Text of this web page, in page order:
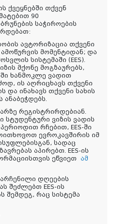
ქვეყნებში თქვენ
90
საჭიროების
ავტორიზაცია თქვენი
მომენტიდან; და
სისტემაში (EES).
მქონე მოგზაურებს,
ხანმოკლე ვადით
ის აღრიცხავს თქვენი
ინახავს თქვენი სახის
რეგისტრირდებიან.
სტუდენტური ვიზის ვადის
რჩებით, EES-ში
ევროკავშირის იმ
სადაც
აპირებთ. EES-ის
ეწვიეთ ამ
დღეების
შეძლებთ EES-ის
შემდეგ, რაც სისტემა